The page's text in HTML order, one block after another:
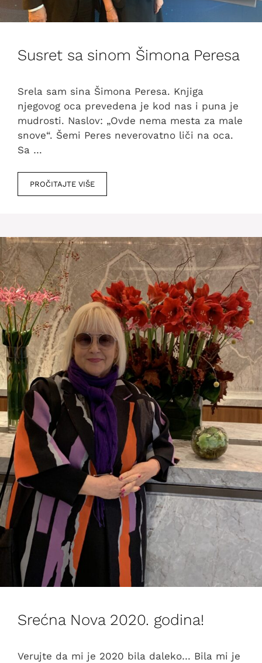
Susret sa sinom Šimona Peresa
Srela sam sina Šimona Peresa. Knjiga
njegovog oca prevedena je kod nas i puna je
mudrosti. Naslov: „Ovde nema mesta za male
snove“. Šemi Peres neverovatno liči na oca.
Sa …
PROČITAJTE VIŠE
Srećna Nova 2020. godina!
Verujte da mi je 2020 bila daleko… Bila mi je